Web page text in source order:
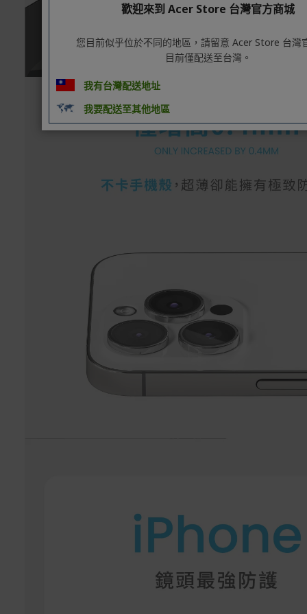
歡迎來到 Acer Store 台灣官方商城
您目前似乎位於不同的地區，請留意 Acer Store 台灣
目前僅配送至台灣。
我有台灣配送地址
我要配送至其他地區